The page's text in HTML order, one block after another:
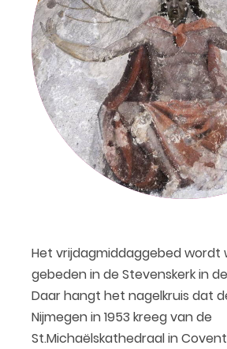
Het vrijdagmiddaggebed wordt
gebeden in de Stevenskerk in
Daar hangt het nagelkruis dat
Nijmegen in 1953 kreeg van de
St.Michaëlskathedraal in